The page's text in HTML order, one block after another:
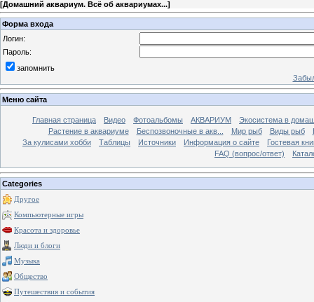
[Домашний аквариум. Всё об аквариумах...]
Форма входа
Логин:
Пароль:
запомнить
Меню сайта
Главная страница Видео Фотоальбомы АКВАРИУМ
Экосистема в
Растение в аквариуме
Беспозвоночные в акв... Мир рыб Виды рыб
За кулисами хобби
Таблицы Источники Информация о сайте
Гостевая
FAQ (вопрос/ответ)
Categories
Другое
Компьютерные игры
Красота и здоровье
Люди и блоги
Музыка
Общество
Путешествия и события